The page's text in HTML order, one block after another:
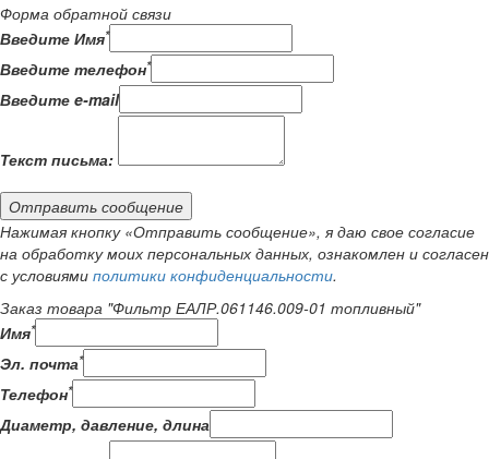
Форма обратной связи
Введите Имя*
Введите телефон*
Введите e-mail
Текст письма:
Отправить сообщение
Нажимая кнопку «Отправить сообщение», я даю свое согласие
на обработку моих персональных данных, ознакомлен и согласен
с условиями политики конфиденциальности.
Заказ товара "Фильтр ЕАЛР.061146.009-01 топливный"
Имя*
Эл. почта*
Телефон*
Диаметр, давление, длина